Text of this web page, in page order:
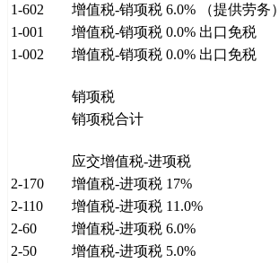
1-602
增值税-销项税 6.0% （提供劳务）
1-001
增值税-销项税 0.0% 出口免税
1-002
增值税-销项税 0.0% 出口免税
销项税
销项税合计
应交增值税-进项税
2-170
增值税-进项税 17%
2-110
增值税-进项税 11.0%
2-60
增值税-进项税 6.0%
2-50
增值税-进项税 5.0%